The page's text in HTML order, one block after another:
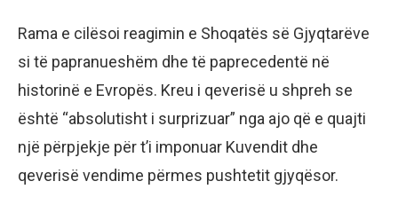
Rama e cilësoi reagimin e Shoqatës së Gjyqtarëve
si të papranueshëm dhe të paprecedentë në
historinë e Evropës. Kreu i qeverisë u shpreh se
është “absolutisht i surprizuar” nga ajo që e quajti
një përpjekje për t’i imponuar Kuvendit dhe
qeverisë vendime përmes pushtetit gjyqësor.